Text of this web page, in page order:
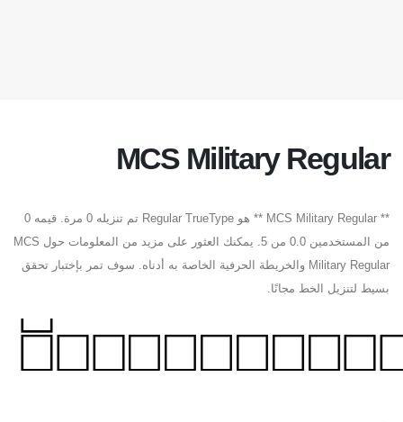
MCS Military Regular
** MCS Military Regular ** هو Regular TrueType تم تنزيله 0 مرة. قيمه 0
من المستخدمين 0.0 من 5. يمكنك العثور على مزيد من المعلومات حول MCS
Military Regular والخريطة الحرفية الخاصة به أدناه. سوف تمر بإختبار تحقق
بسيط لتنزيل الخط مجانًا.